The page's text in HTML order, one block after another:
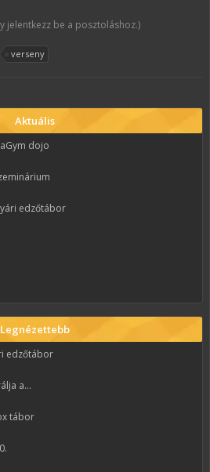
jelentkezz be a posztoláshoz.)
verseny
Aktuális
dojo
edzőtábor
Legnézettebb
edzőtábor
a...
tábor